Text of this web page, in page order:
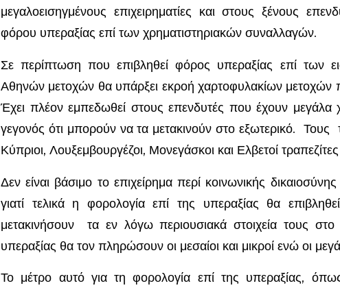
μεγαλοεισηγμένους επιχειρηματίες και στους ξένους
φόρου υπεραξίας επί των χρηματιστηριακών συναλλαγών.
Σε περίπτωση που επιβληθεί φόρος υπεραξίας επί των
Αθηνών μετοχών θα υπάρξει εκροή χαρτοφυλακίων μετοχών
Έχει πλέον εμπεδωθεί στους επενδυτές που έχουν μεγάλα
γεγονός ότι μπορούν να τα μετακινούν στο εξωτερικό. Τους
Κύπριοι, Λουξεμβουργέζοι, Μονεγάσκοι και Ελβετοί
Δεν είναι βάσιμο το επιχείρημα περί κοινωνικής
γιατί τελικά η φορολογία επί της υπεραξίας θα
μετακινήσουν τα εν λόγω περιουσιακά στοιχεία τους
υπεραξίας θα τον πληρώσουν οι μεσαίοι και μικροί ενώ οι
Το μέτρο αυτό για τη φορολογία επί της υπεραξίας,